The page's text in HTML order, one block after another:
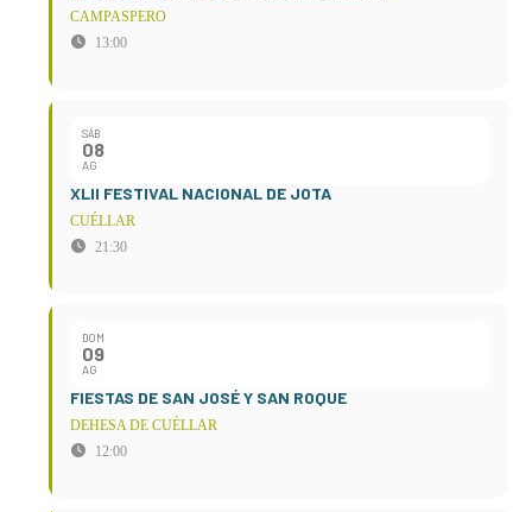
CAMPASPERO
13:00
SÁB
08
AG
XLII FESTIVAL NACIONAL DE JOTA
CUÉLLAR
21:30
DOM
09
AG
FIESTAS DE SAN JOSÉ Y SAN ROQUE
DEHESA DE CUÉLLAR
12:00